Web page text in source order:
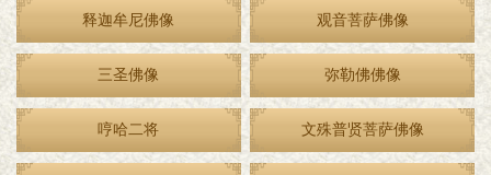
释迦牟尼佛像 观音菩萨佛像
三圣佛像 弥勒佛佛像
哼哈二将 文殊普贤菩萨佛像